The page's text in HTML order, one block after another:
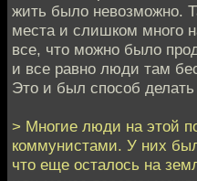
жить было невозможно.
места и слишком много
все, что можно было
и все равно люди там
Это и был способ делать
> Многие люди на этой
коммунистами. У них
что еще осталось на